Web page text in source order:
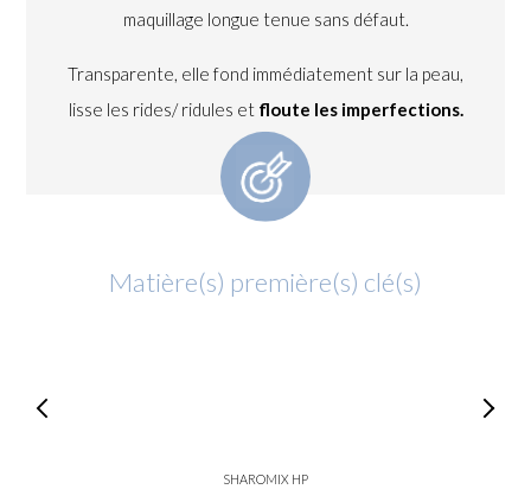
maquillage longue tenue sans défaut.
Transparente, elle fond immédiatement sur la peau,
lisse les rides/ ridules et floute les imperfections.
Matière(s) première(s) clé(s)
SHAROMIX HP